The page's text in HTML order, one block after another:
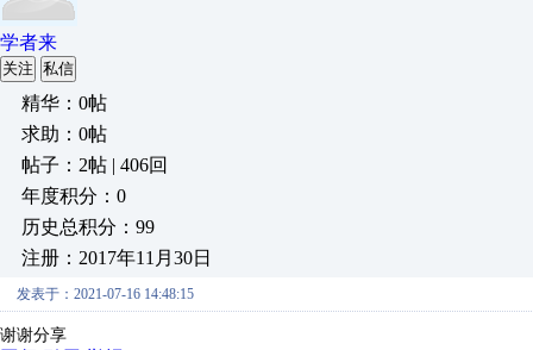
学者来
关注 私信
精华：0帖
求助：0帖
帖子：2帖 | 406回
年度积分：0
历史总积分：99
注册：2017年11月30日
发表于：2021-07-16 14:48:15
谢谢分享